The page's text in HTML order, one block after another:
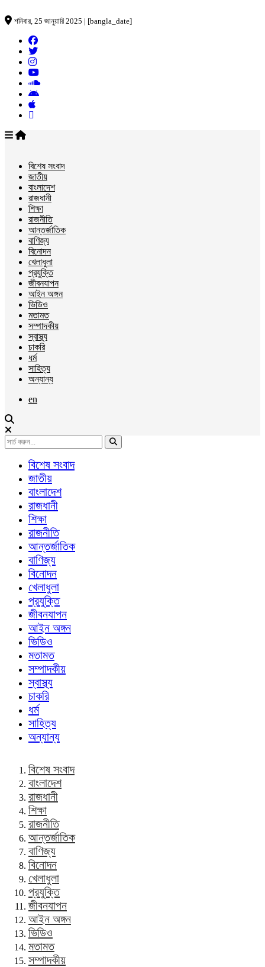
শনিবার, 25 জানুয়ারি 2025 | [bangla_date]
বিশেষ সংবাদ
জাতীয়
বাংলাদেশ
রাজধানী
শিক্ষা
রাজনীতি
আন্তর্জাতিক
বাণিজ্য
বিনোদন
খেলাধুলা
প্রযুক্তি
জীবনযাপন
আইন অঙ্গন
ভিডিও
মতামত
সম্পাদকীয়
স্বাস্থ্য
চাকরি
ধর্ম
সাহিত্য
অন্যান্য
en
বিশেষ সংবাদ
জাতীয়
বাংলাদেশ
রাজধানী
শিক্ষা
রাজনীতি
আন্তর্জাতিক
বাণিজ্য
বিনোদন
খেলাধুলা
প্রযুক্তি
জীবনযাপন
আইন অঙ্গন
ভিডিও
মতামত
সম্পাদকীয়
স্বাস্থ্য
চাকরি
ধর্ম
সাহিত্য
অন্যান্য
বিশেষ সংবাদ
বাংলাদেশ
রাজধানী
শিক্ষা
রাজনীতি
আন্তর্জাতিক
বাণিজ্য
বিনোদন
খেলাধুলা
প্রযুক্তি
জীবনযাপন
আইন অঙ্গন
ভিডিও
মতামত
সম্পাদকীয়